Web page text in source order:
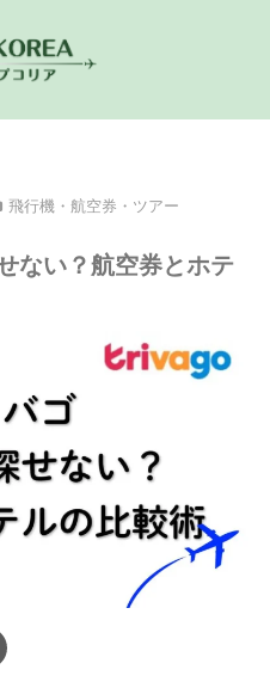
飛行機・航空券・ツアー
ない？航空券とホテ